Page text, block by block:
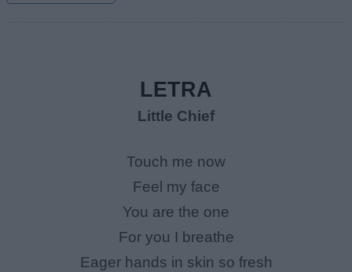
LETRA
Little Chief
Touch me now
Feel my face
You are the one
For you I breathe
Eager hands in skin so fresh